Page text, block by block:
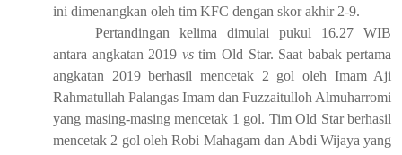
ini dimenangkan oleh tim KFC dengan skor akhir 2-9.
Pertandingan kelima dimulai pukul 16.27 WIB
antara angkatan 2019 vstim Old Star. Saat babak pertama
angkatan 2019 berhasil mencetak 2 gol oleh Imam Aji
Rahmatullah Palangas Imam dan Fuzzaitulloh Almuharromi
yang masing-masing mencetak 1 gol. Tim Old Star berhasil
mencetak 2 gol oleh Robi Mahagam dan Abdi Wijaya yang